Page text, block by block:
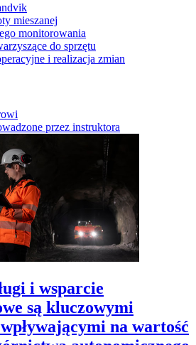
mieszanej
monitorowania
do sprzętu
i realizacja zmian
przez instruktora
i wsparcie
są kluczowymi
na wartość